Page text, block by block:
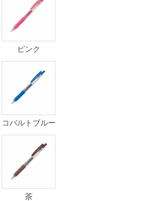
ピンク
コバルトブルー
茶